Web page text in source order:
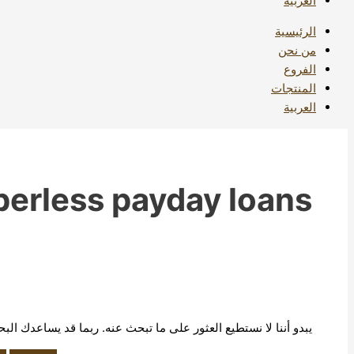
الرئيسية
من نحن
الفروع
المنتجات
العربية
payday loans
يبدو أننا لا نستطيع العثور على ما تبحث عنه. ربما قد يساعدك